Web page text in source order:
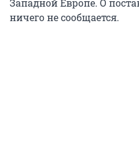
Западной Европе. О
ничего не сообщается.